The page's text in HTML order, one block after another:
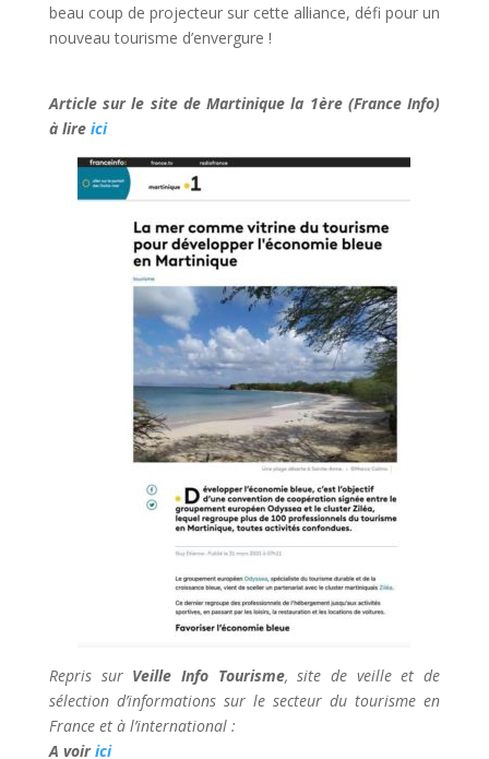
beau coup de projecteur sur cette alliance, défi pour un
nouveau tourisme d’envergure !
Article sur le site de Martinique la 1ère (France Info)
à lire ici
Repris sur Veille Info Tourisme, site de veille et de
sélection d’informations sur le secteur du tourisme en
France et à l’international :
A voirici